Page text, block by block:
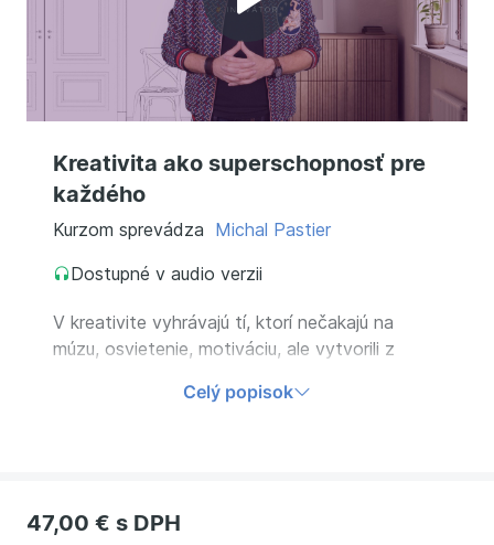
Prehrať
video
Kreativita ako superschopnosť pre
každého
Kurzom sprevádza Michal Pastier
Dostupné v audio verzii
V kreativite vyhrávajú tí, ktorí nečakajú na
múzu, osvietenie, motiváciu, ale vytvorili z
remeslo. Naučte sa ho a získajte tak novú
Celý popisok
47,00 € s DPH